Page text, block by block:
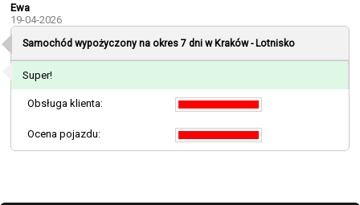
Ewa
19-04-2026
Samochód wypożyczony na okres 7 dni w Kraków - Lotnisko
Super!
Obsługa klienta:
Ocena pojazdu: